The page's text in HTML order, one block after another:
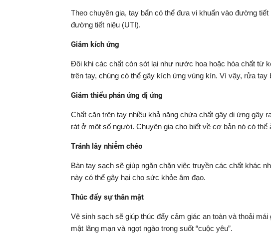
Theo chuyên gia, tay bẩn có thể đưa vi khuẩn vào đường
đường tiết niệu (UTI).
Giảm kích ứng
Đôi khi các chất còn sót lại như nước hoa hoặc hóa chất từ
trên tay, chúng có thể gây kích ứng vùng kín. Vì vậy, rửa tay
Giảm thiểu phản ứng dị ứng
Chất cặn trên tay nhiều khả năng chứa chất gây dị ứng gây
rát ở một số người. Chuyên gia cho biết về cơ bản nó có
Tránh lây nhiễm chéo
Bàn tay sạch sẽ giúp ngăn chặn việc truyền các chất khác
này có thể gây hại cho sức khỏe âm đạo.
Thúc đẩy sự thân mật
Vệ sinh sạch sẽ giúp thúc đẩy cảm giác an toàn và thoải
mật lãng mạn và ngọt ngào trong suốt “cuộc yêu”.